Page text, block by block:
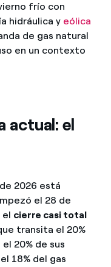
frío con
hidráulica y eólica
de gas natural
en un contexto
actual: el
2026 está
el 28 de
el cierre casi total
transita el 20%
20% de sus
18% del gas